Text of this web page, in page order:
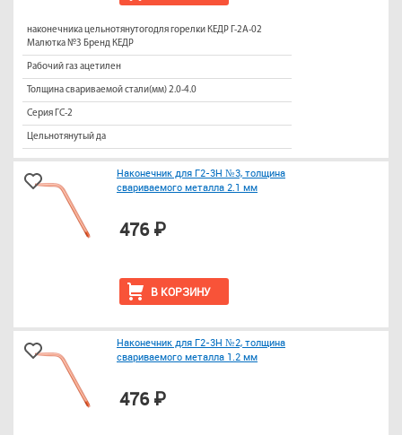
наконечника цельнотянутогодля горелки КЕДР Г-2А-02
Малютка №3 Бренд КЕДР
Рабочий газ ацетилен
Толщина свариваемой стали(мм) 2.0-4.0
Серия ГС-2
Цельнотянутый да
Наконечник для Г2-3Н №3, толщина
свариваемого металла 2.1 мм
В КОРЗИНУ
476 ₽
Наконечник для Г2-3Н №2, толщина
свариваемого металла 1.2 мм
476 ₽